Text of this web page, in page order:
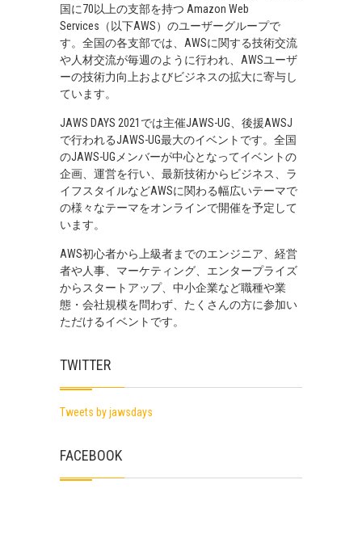
国に70以上の支部を持つ Amazon Web
Services（以下AWS）のユーザーグループで
す。全国の各支部では、AWSに関する技術交流
や人材交流が毎週のように行われ、AWSユーザ
ーの技術力向上およびビジネスの拡大に寄与し
ています。
JAWS DAYS 2021では主催JAWS-UG、後援AWSJ
で行われるJAWS-UG最大のイベントです。全国
のJAWS-UGメンバーが中心となってイベントの
企画、運営を行い、最新技術からビジネス、ラ
イフスタイルなどAWSに関わる幅広いテーマで
の様々なテーマをオンラインで開催を予定して
います。
AWS初心者から上級者までのエンジニア、経営
者や人事、マーケティング、エンタープライズ
からスタートアップ、中小企業など職種や業
態・会社規模を問わず、たくさんの方に参加い
ただけるイベントです。
TWITTER
Tweets by jawsdays
FACEBOOK